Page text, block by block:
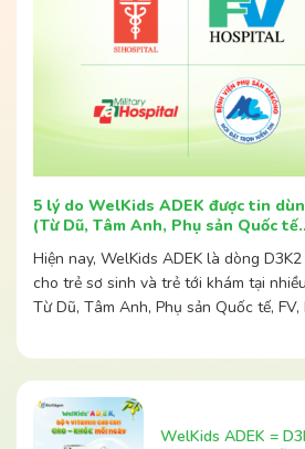
5 lý do WelKids ADEK được tin
(Từ Dũ, Tâm Anh, Phụ sản Quốc
Hiện nay, WelKids ADEK là dòng
cho trẻ sơ sinh và trẻ tới khám tại
Từ Dũ, Tâm Anh, Phụ sản Quốc tế, FV,
WelKids ADEK =